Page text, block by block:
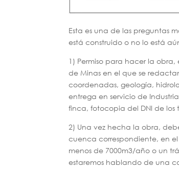
Esta es una de las preguntas
está construido o no lo está
1) Permiso para hacer la
de Minas en el que se
coordenadas, geología,
entrega en servicio de
finca, fotocopia del DNI de los
2) Una vez hecha la obra,
cuenca correspondiente, en
menos de 7000m3/año o un
estaremos hablando de una